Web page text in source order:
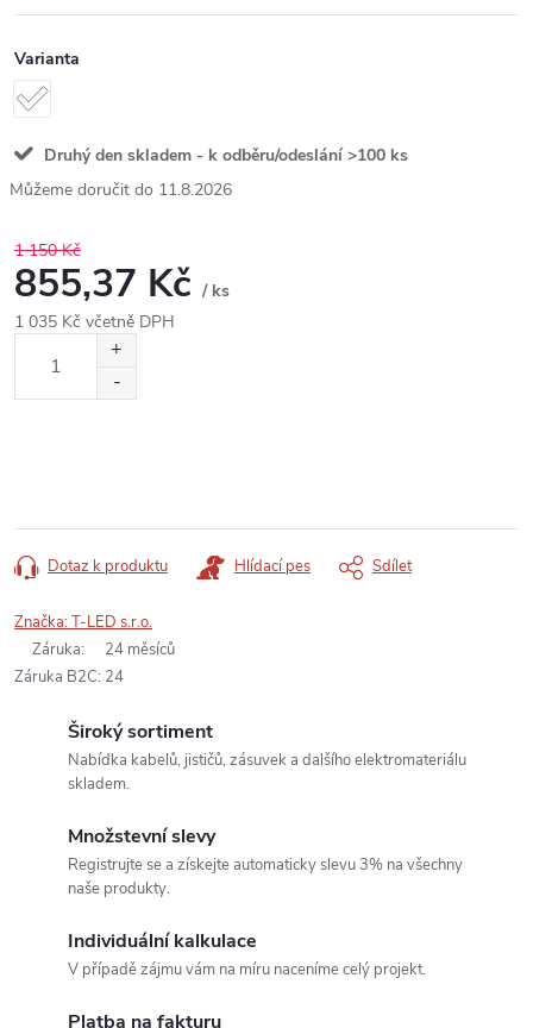
Varianta
Druhý den skladem - k odběru/odeslání >100 ks
11.8.2026
1 150 Kč
855,37 Kč / ks
1 035 Kč včetně DPH
Dotaz k produktu Hlídací pes Sdílet
Značka:T-LED s.r.o.
Záruka:
24 měsíců
Záruka B2C: 24
Široký sortiment
Nabídka kabelů, jističů, zásuvek a dalšího elektromateriálu
skladem.
Množstevní slevy
Registrujte se a získejte automaticky slevu 3% na všechny
naše produkty.
Individuální kalkulace
V případě zájmu vám na míru naceníme celý projekt.
Platba na fakturu